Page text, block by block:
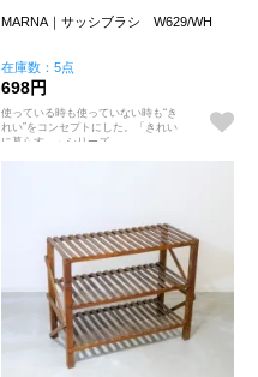
MARNA｜サッシブラシ W629/WH
在庫数：5点
698円
使っている時も使っていない時も“き
れい”をコンセプトにした。「きれい
に暮らす。」シリーズ